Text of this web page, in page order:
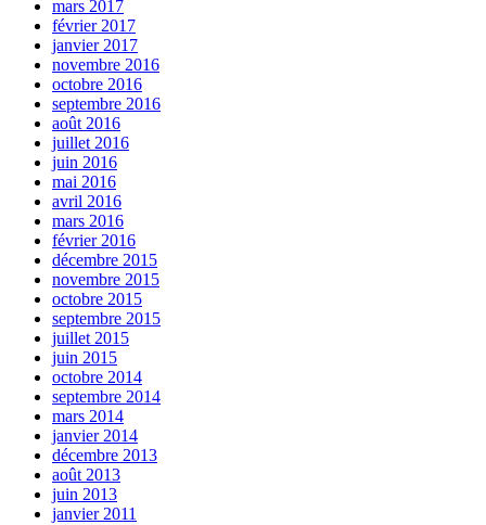
mars 2017
février 2017
janvier 2017
novembre 2016
octobre 2016
septembre 2016
août 2016
juillet 2016
juin 2016
mai 2016
avril 2016
mars 2016
février 2016
décembre 2015
novembre 2015
octobre 2015
septembre 2015
juillet 2015
juin 2015
octobre 2014
septembre 2014
mars 2014
janvier 2014
décembre 2013
août 2013
juin 2013
janvier 2011